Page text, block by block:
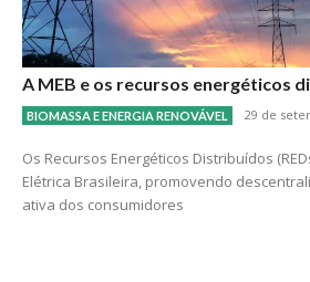
A MEB e os recursos energéticos
BIOMASSA E ENERGIA RENOVÁVEL 29 de
Os Recursos Energéticos Distribuídos
Elétrica Brasileira, promovendo
ativa dos consumidores